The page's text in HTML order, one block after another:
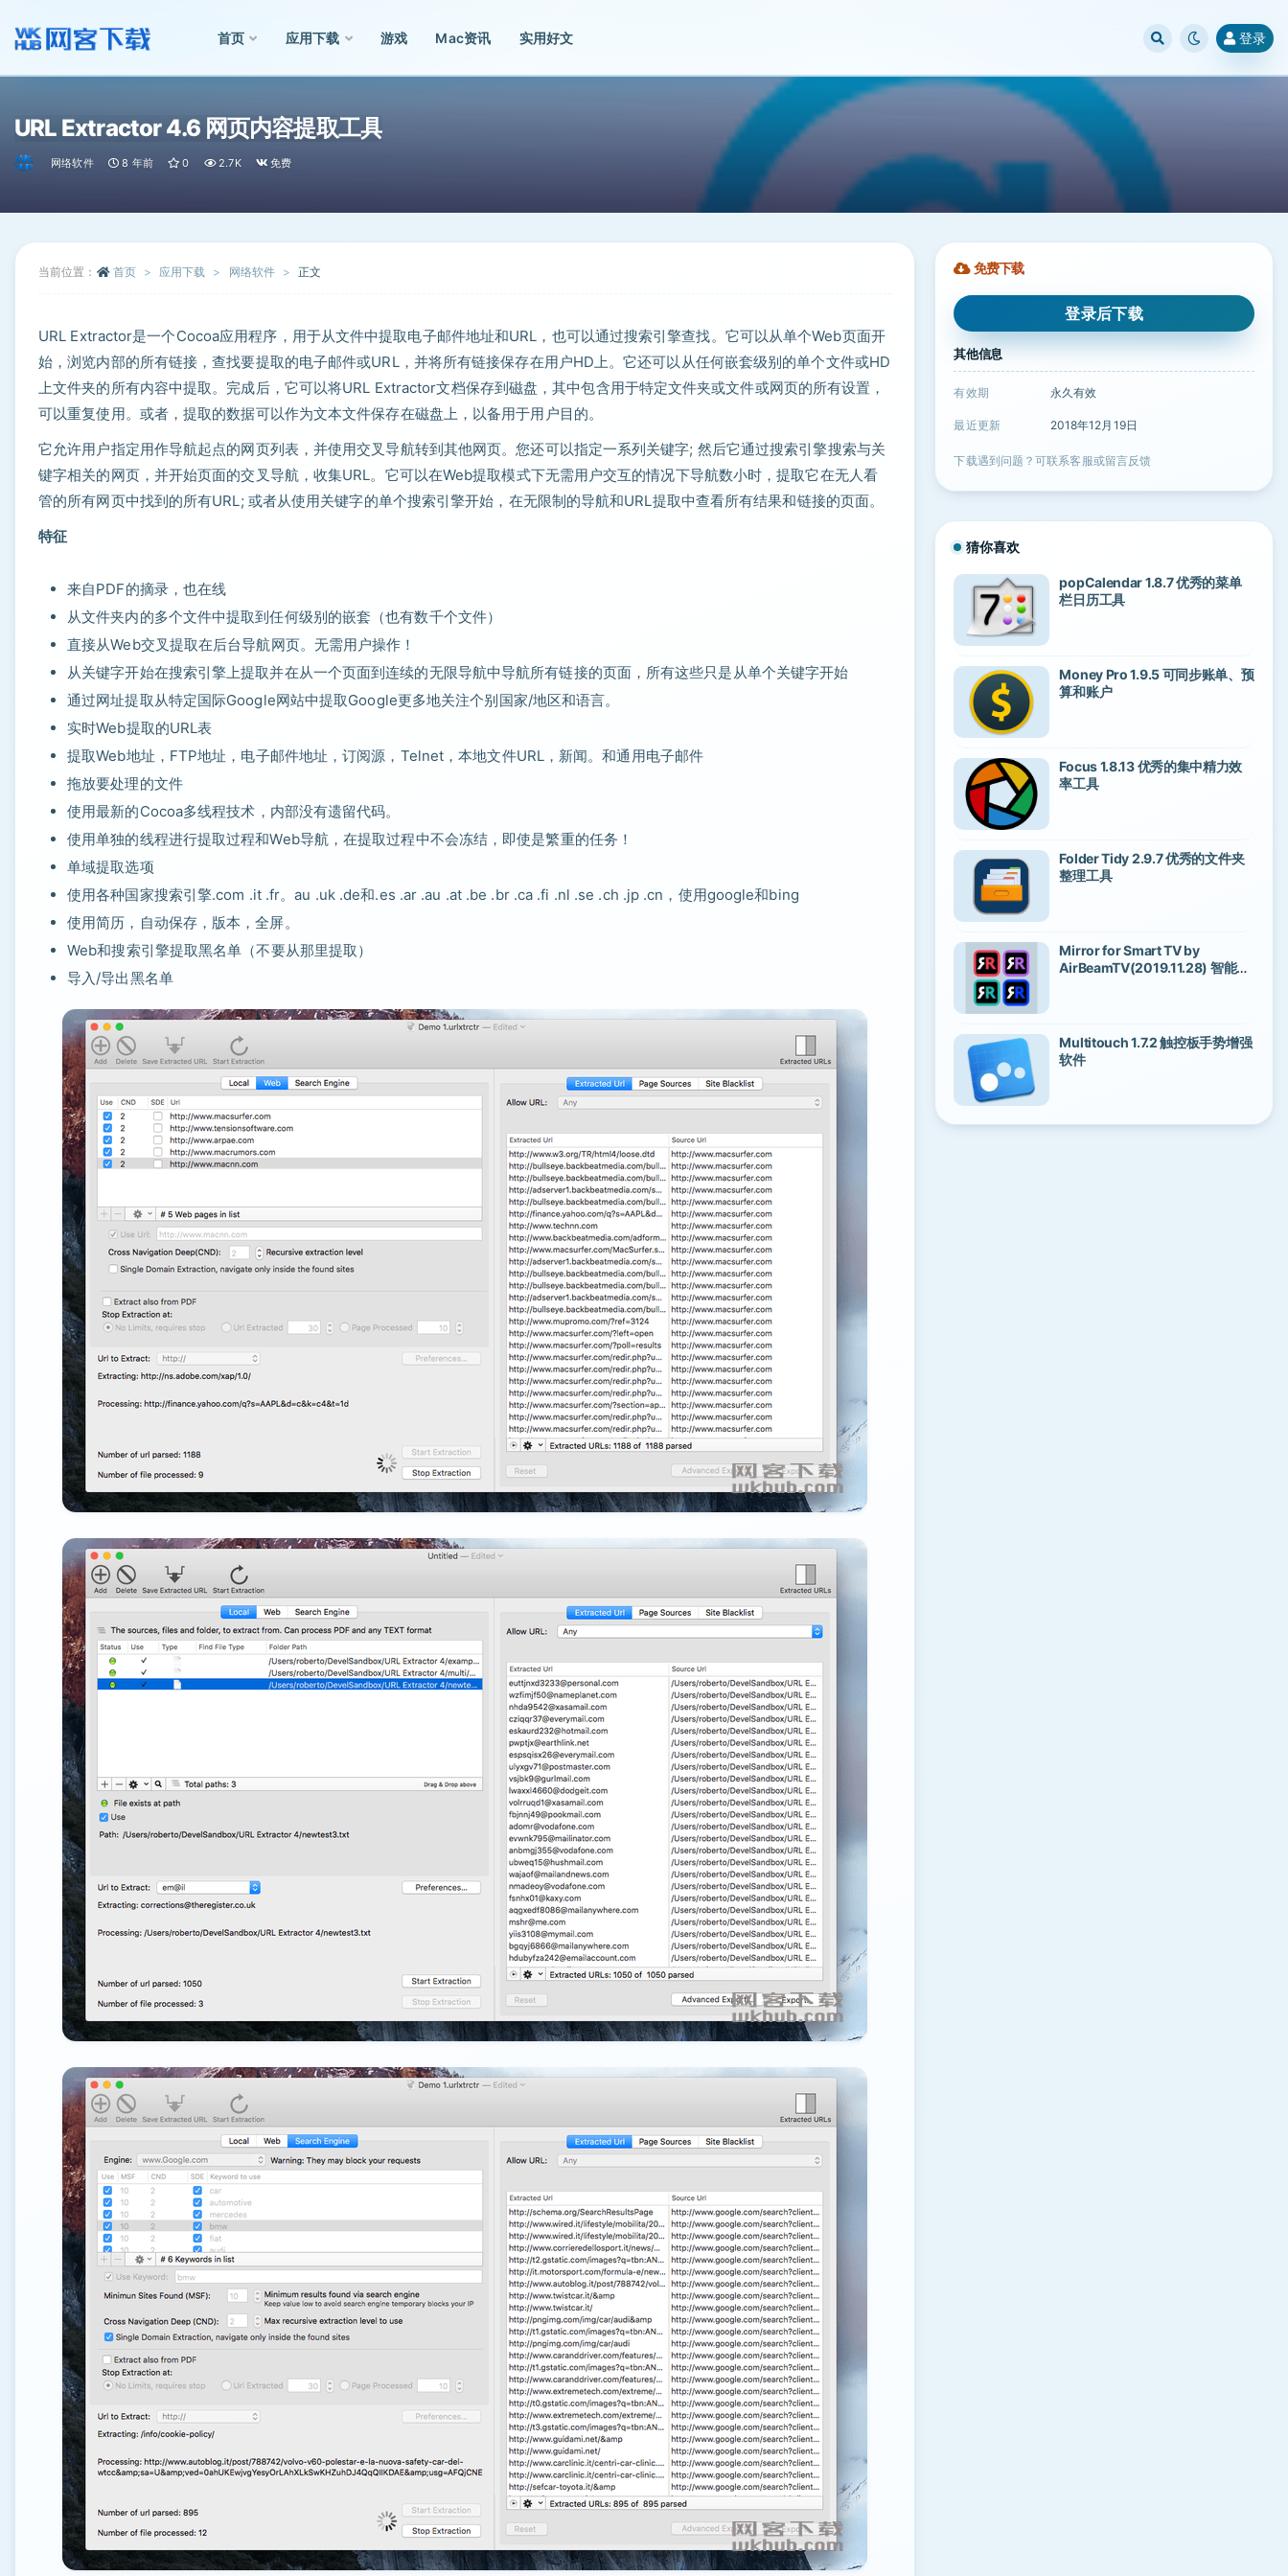
首页 应用下载 游戏 Mac资讯 实用好文 登录
URL Extractor 4.6 网页内容提取工具
网络软件 8 年前 0 2.7K 免费
当前位置： 首页 应用下载 网络软件 正文
URL Extractor是一个Cocoa应用程序，用于从文件中提取电子邮件地址和URL，也可以通过搜索引擎查找。它可以从单个Web页面开
始，浏览内部的所有链接，查找要提取的电子邮件或URL，并将所有链接保存在用户HD上。它还可以从任何嵌套级别的单个文件或HD
上文件夹的所有内容中提取。完成后，它可以将URL Extractor文档保存到磁盘，其中包含用于特定文件夹或文件或网页的所有设置，
可以重复使用。或者，提取的数据可以作为文本文件保存在磁盘上，以备用于用户目的。
它允许用户指定用作导航起点的网页列表，并使用交叉导航转到其他网页。您还可以指定一系列关键字; 然后它通过搜索引擎搜索与关
键字相关的网页，并开始页面的交叉导航，收集URL。它可以在Web提取模式下无需用户交互的情况下导航数小时，提取它在无人看
管的所有网页中找到的所有URL; 或者从使用关键字的单个搜索引擎开始，在无限制的导航和URL提取中查看所有结果和链接的页面。
特征
来自PDF的摘录，也在线
从文件夹内的多个文件中提取到任何级别的嵌套（也有数千个文件）
直接从Web交叉提取在后台导航网页。无需用户操作！
从关键字开始在搜索引擎上提取并在从一个页面到连续的无限导航中导航所有链接的页面，所有这些只是从单个关键字开始
通过网址提取从特定国际Google网站中提取Google更多地关注个别国家/地区和语言。
实时Web提取的URL表
提取Web地址，FTP地址，电子邮件地址，订阅源，Telnet，本地文件URL，新闻。和通用电子邮件
拖放要处理的文件
使用最新的Cocoa多线程技术，内部没有遗留代码。
使用单独的线程进行提取过程和Web导航，在提取过程中不会冻结，即使是繁重的任务！
单域提取选项
使用各种国家搜索引擎.com .it .fr。au .uk .de和.es .ar .au .at .be .br .ca .fi .nl .se .ch .jp .cn，使用google和bing
使用简历，自动保存，版本，全屏。
Web和搜索引擎提取黑名单（不要从那里提取）
导入/导出黑名单
免费下载
登录后下载
其他信息
有效期 永久有效
最近更新 2018年12月19日
下载遇到问题？可联系客服或留言反馈
猜你喜欢
popCalendar 1.8.7 优秀的菜单
栏日历工具
Money Pro 1.9.5 可同步账单、预
算和账户
Focus 1.8.13 优秀的集中精力效
率工具
Folder Tidy 2.9.7 优秀的文件夹
整理工具
Mirror for Smart TV by
AirBeamTV(2019.11.28) 智能电
Multitouch 1.7.2 触控板手势增强
软件